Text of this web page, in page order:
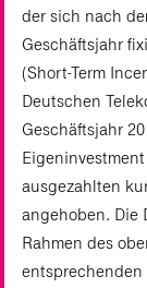
der sich nach
Geschäftsjahr
(Short-Term
Deutschen
Geschäftsjahr
ausgezahlten
angehoben. Die
Rahmen des
entsprechenden